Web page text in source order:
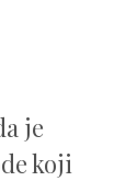
je
koji